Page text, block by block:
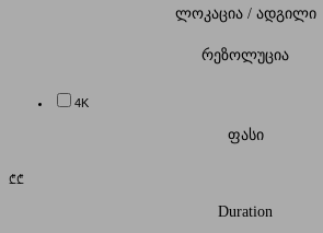
ლოკაცია / ადგილი
რეზოლუცია
4K
ფასი
₾₾
Duration